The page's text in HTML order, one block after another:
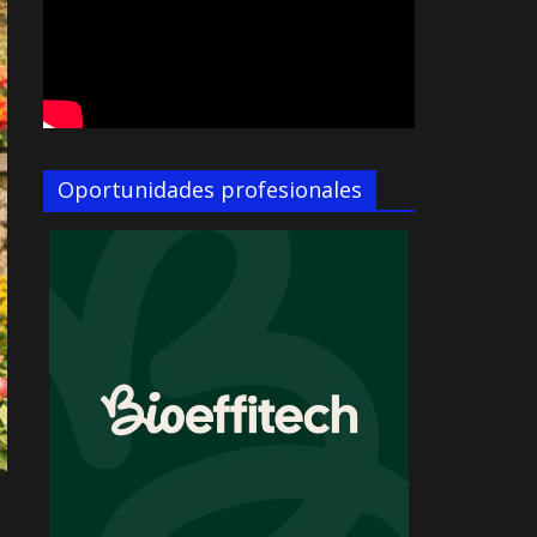
Oportunidades profesionales